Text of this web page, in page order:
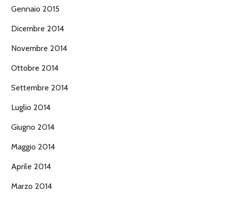
Gennaio 2015
Dicembre 2014
Novembre 2014
Ottobre 2014
Settembre 2014
Luglio 2014
Giugno 2014
Maggio 2014
Aprile 2014
Marzo 2014